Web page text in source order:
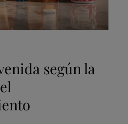
según la